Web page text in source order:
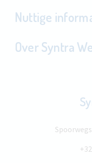
Nuttige
Over Syntra